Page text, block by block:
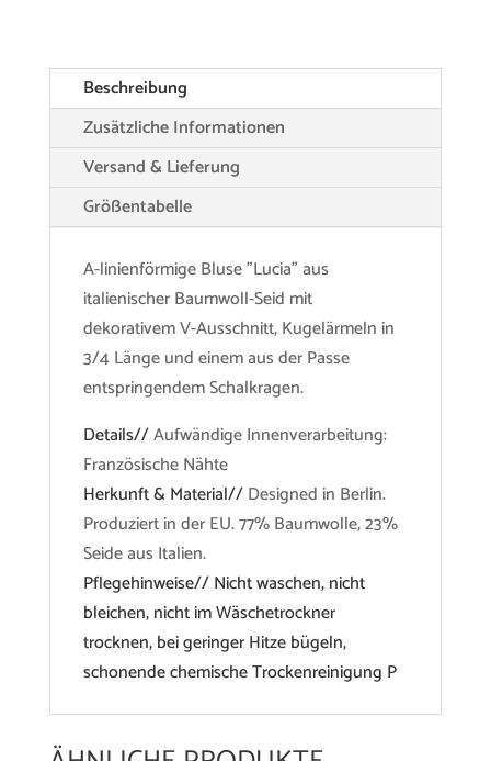
Beschreibung
Zusätzliche Informationen
Versand & Lieferung
Größentabelle
A-linienförmige Bluse "Lucia" aus
italienischer Baumwoll-Seid mit
dekorativem V-Ausschnitt, Kugelärmeln in
3/4 Länge und einem aus der Passe
entspringendem Schalkragen.
Details//Aufwändige Innenverarbeitung:
Französische Nähte
Herkunft & Material//Designed in Berlin.
Produziert in der EU. 77% Baumwolle, 23%
Seide aus Italien.
Pflegehinweise// Nicht waschen, nicht
bleichen, nicht im Wäschetrockner
trocknen, bei geringer Hitze bügeln,
schonende chemische Trockenreinigung P